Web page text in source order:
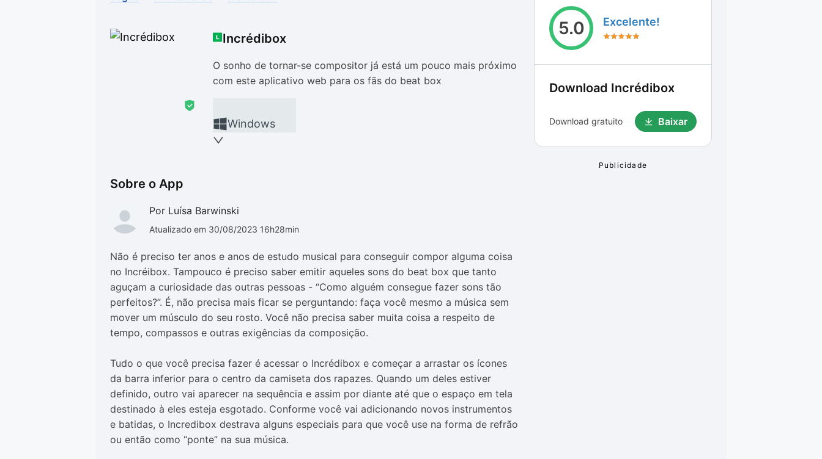
Incrédibox
O sonho de tornar-se compositor já está um pouco mais próximo
com este aplicativo web para os fãs do beat box
Windows
Sobre o App
Por Luísa Barwinski
Atualizado em 30/08/2023 16h28min
Não é preciso ter anos e anos de estudo musical para conseguir compor alguma coisa
no Incréibox. Tampouco é preciso saber emitir aqueles sons do beat box que tanto
aguçam a curiosidade das outras pessoas - “Como alguém consegue fazer sons tão
perfeitos?”. É, não precisa mais ficar se perguntando: faça você mesmo a música sem
mover um músculo do seu rosto. Você não precisa saber muita coisa a respeito de
tempo, compassos e outras exigências da composição.
Tudo o que você precisa fazer é acessar o Incrédibox e começar a arrastar os ícones
da barra inferior para o centro da camiseta dos rapazes. Quando um deles estiver
definido, outro vai aparecer na sequência e assim por diante até que o espaço em tela
destinado à eles esteja esgotado. Conforme você vai adicionando novos instrumentos
e batidas, o Incredibox destrava alguns especiais para que você use na forma de refrão
ou então como “ponte” na sua música.
5.0 Excelente!
Download Incrédibox
Download gratuito Baixar